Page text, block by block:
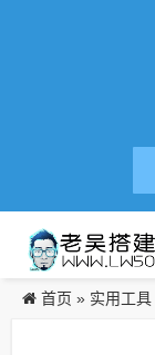
首页 » 实用工具